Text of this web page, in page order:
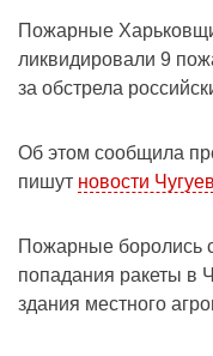
Пожарные
ликвидировали 9
за обстрела
Об этом сообщила
пишут новости
Пожарные боролись
попадания ракеты в
здания местного